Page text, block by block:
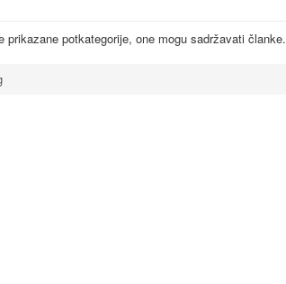
potkategorije, one mogu sadržavati članke.